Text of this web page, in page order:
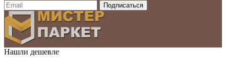
Нашли дешевле